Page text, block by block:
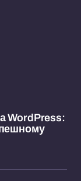
WordPress: